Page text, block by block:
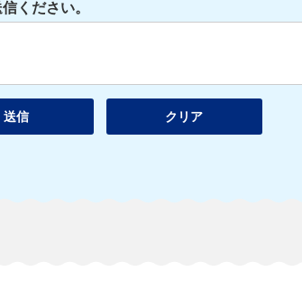
ください。